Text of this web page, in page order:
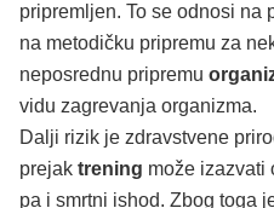
pripremljen. To se odnosi na
na metodičku pripremu za
neposrednu pripremu
vidu zagrevanja organizma.
Dalji rizik je zdravstvene
prejak trening može izazvati
pa i smrtni ishod. Zbog toga